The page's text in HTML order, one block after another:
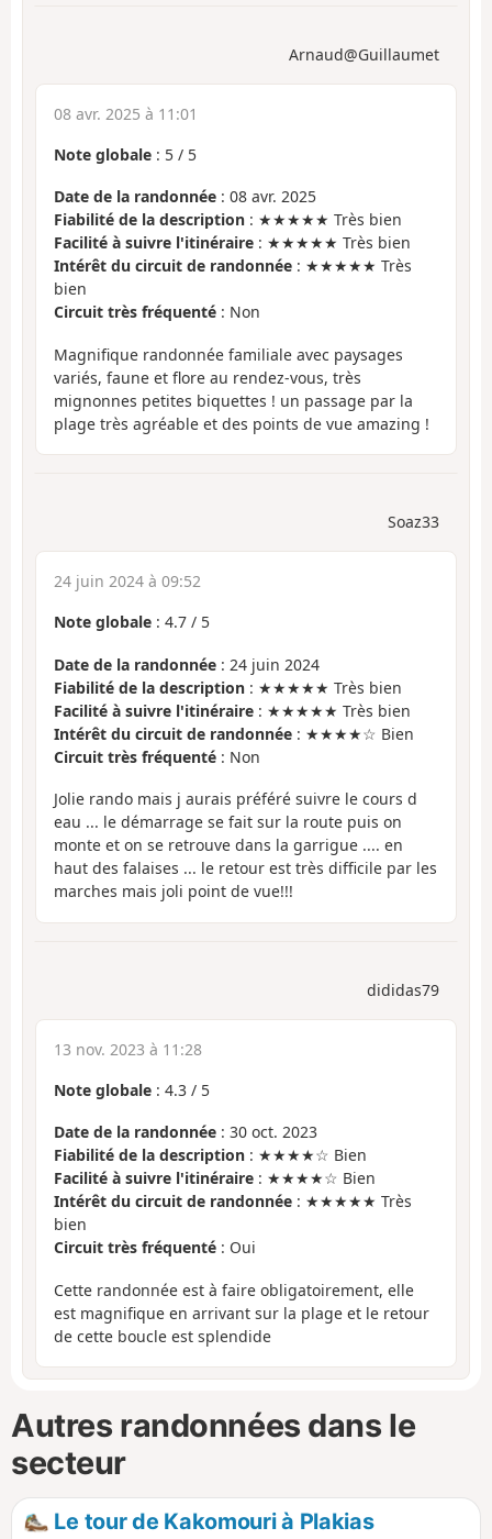
Arnaud@Guillaumet
08 avr. 2025 à 11:01
Note globale : 5 / 5
Date de la randonnée : 08 avr. 2025
Fiabilité de la description : ★★★★★ Très bien
Facilité à suivre l'itinéraire : ★★★★★ Très bien
Intérêt du circuit de randonnée : ★★★★★ Très
bien
Circuit très fréquenté : Non
Magnifique randonnée familiale avec paysages
variés, faune et flore au rendez-vous, très
mignonnes petites biquettes ! un passage par la
plage très agréable et des points de vue amazing !
Soaz33
24 juin 2024 à 09:52
Note globale : 4.7 / 5
Date de la randonnée : 24 juin 2024
Fiabilité de la description : ★★★★★ Très bien
Facilité à suivre l'itinéraire : ★★★★★ Très bien
Intérêt du circuit de randonnée : ★★★★☆ Bien
Circuit très fréquenté : Non
Jolie rando mais j aurais préféré suivre le cours d
eau ... le démarrage se fait sur la route puis on
monte et on se retrouve dans la garrigue .... en
haut des falaises ... le retour est très difficile par les
marches mais joli point de vue!!!
dididas79
13 nov. 2023 à 11:28
Note globale : 4.3 / 5
Date de la randonnée : 30 oct. 2023
Fiabilité de la description : ★★★★☆ Bien
Facilité à suivre l'itinéraire : ★★★★☆ Bien
Intérêt du circuit de randonnée : ★★★★★ Très
bien
Circuit très fréquenté : Oui
Cette randonnée est à faire obligatoirement, elle
est magnifique en arrivant sur la plage et le retour
de cette boucle est splendide
Autres randonnées dans le
secteur
Le tour de Kakomouri à Plakias